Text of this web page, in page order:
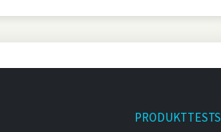
PRODUKTTESTS